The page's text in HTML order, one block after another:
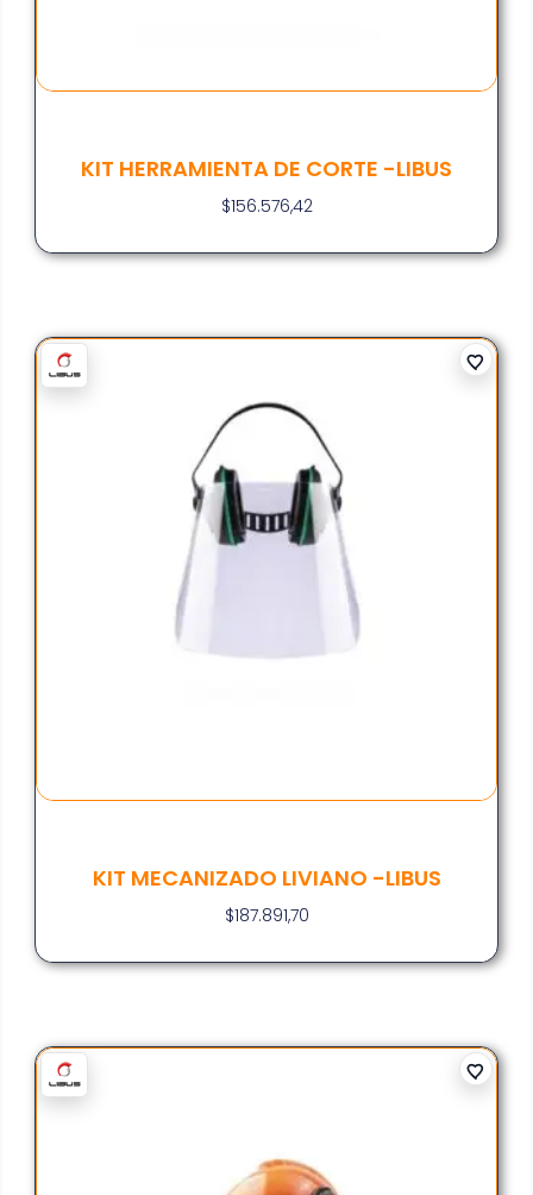
KIT HERRAMIENTA DE CORTE -LIBUS
$156.576,42
KIT MECANIZADO LIVIANO -LIBUS
$187.891,70